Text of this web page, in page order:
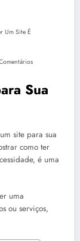
Um Site É
Sua
site para sua
como ter
é uma
uma
ou serviços,